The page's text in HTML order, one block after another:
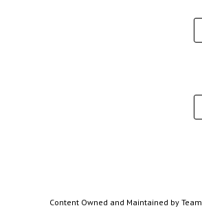
Content Owned and Maintained by Team